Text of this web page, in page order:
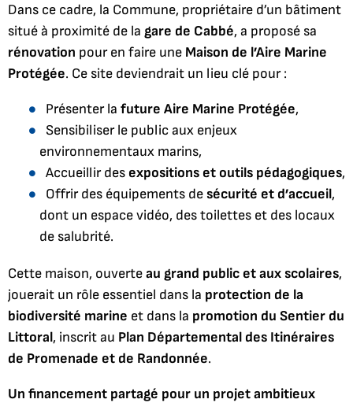
Dans ce cadre, la Commune, propriétaire d’un bâtiment
situé à proximité de la gare de Cabbé, a proposé sa
rénovation pour en faire une Maison de l’Aire Marine
Protégée. Ce site deviendrait un lieu clé pour :
Présenter la future Aire Marine Protégée,
Sensibiliser le public aux enjeux
environnementaux marins,
Accueillir des expositions et outils pédagogiques,
Offrir des équipements desécurité et d’accueil,
dont un espace vidéo, des toilettes et des locaux
de salubrité.
Cette maison, ouverteau grand public et aux scolaires,
jouerait un rôle essentiel dans la protection de la
biodiversité marine et dans la promotion du Sentier du
Littoral, inscrit au Plan Départemental des Itinéraires
de Promenade et de Randonnée.
Un financement partagé pour un projet ambitieux